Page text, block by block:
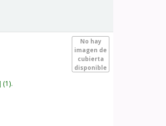
No hay
imagen de
cubierta
disponible
(1).